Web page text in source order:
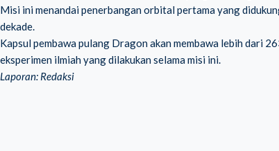
Misi ini menandai penerbangan orbital pertama yang
dekade.
Kapsul pembawa pulang Dragon akan membawa lebih dari
eksperimen ilmiah yang dilakukan selama misi ini.
Laporan: Redaksi